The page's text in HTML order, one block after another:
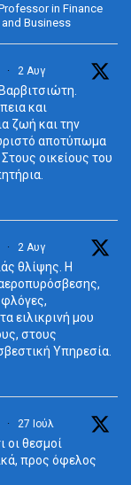
in Finance
Business
· 2 Αυγ
και
ζωή και την
αποτύπωμα
οικείους του
· 2 Αυγ
θλίψης. Η
ειλικρινή μου
στους
Υπηρεσία.
· 27 Ιούλ
οι θεσμοί
προς όφελος